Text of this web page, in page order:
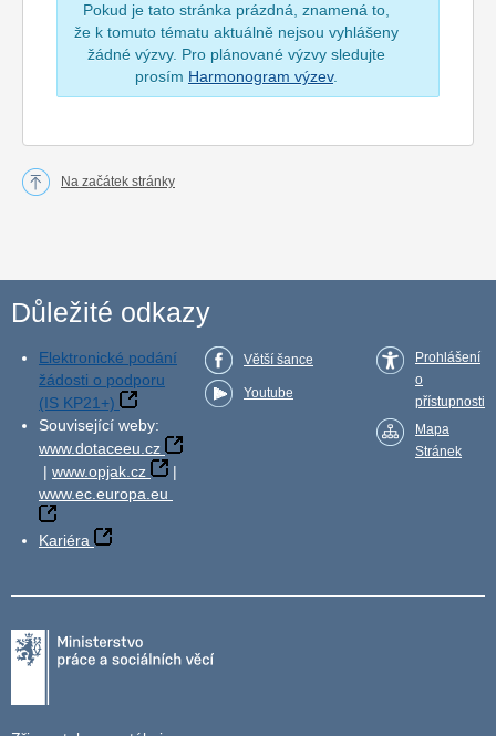
Pokud je tato stránka prázdná, znamená to,
že k tomuto tématu aktuálně nejsou vyhlášeny
žádné výzvy. Pro plánované výzvy sledujte
prosím Harmonogram výzev.
Na začátek stránky
Důležité odkazy
Elektronické podání
žádosti o podporu
(IS KP21+)
Související weby:
www.dotaceeu.cz
| www.opjak.cz
|
www.ec.europa.eu
Kariéra
Větší šance
Youtube
Prohlášení
o
přístupnosti
Mapa
Stránek